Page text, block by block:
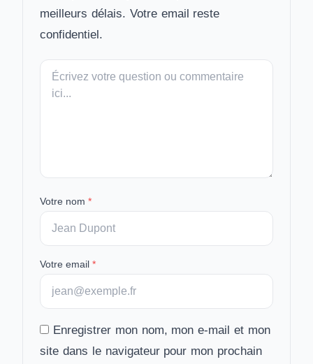
meilleurs délais. Votre email reste
confidentiel.
Votre
message
Votre nom *
Votre email *
Enregistrer mon nom, mon e-mail et mon
site dans le navigateur pour mon prochain